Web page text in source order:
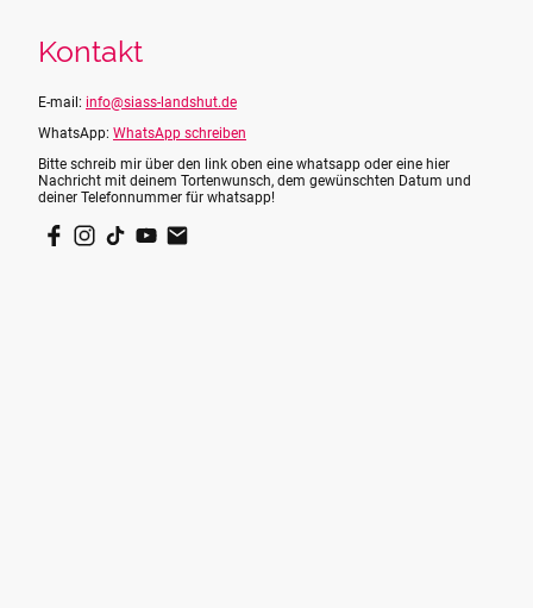
Kontakt
E-mail: info@siass-landshut.de
WhatsApp: WhatsApp schreiben
Bitte schreib mir über den link oben eine whatsapp oder eine hier
Nachricht mit deinem Tortenwunsch, dem gewünschten Datum und
deiner Telefonnummer für whatsapp!